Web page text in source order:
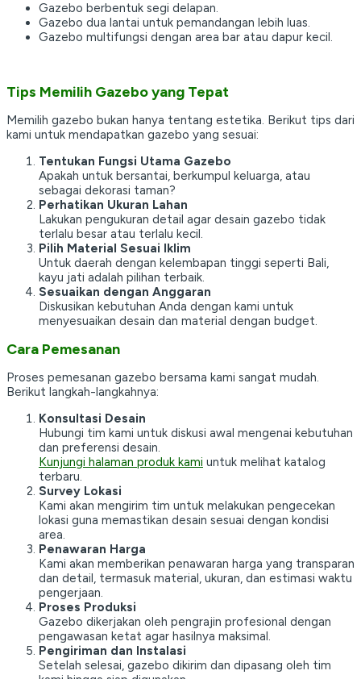
Gazebo berbentuk segi delapan.
Gazebo dua lantai untuk pemandangan lebih luas.
Gazebo multifungsi dengan area bar atau dapur kecil.
Tips Memilih Gazebo yang Tepat
Memilih gazebo bukan hanya tentang estetika. Berikut tips dari
kami untuk mendapatkan gazebo yang sesuai:
Tentukan Fungsi Utama Gazebo
Apakah untuk bersantai, berkumpul keluarga, atau
sebagai dekorasi taman?
Perhatikan Ukuran Lahan
Lakukan pengukuran detail agar desain gazebo tidak
terlalu besar atau terlalu kecil.
Pilih Material Sesuai Iklim
Untuk daerah dengan kelembapan tinggi seperti Bali,
kayu jati adalah pilihan terbaik.
Sesuaikan dengan Anggaran
Diskusikan kebutuhan Anda dengan kami untuk
menyesuaikan desain dan material dengan budget.
Cara Pemesanan
Proses pemesanan gazebo bersama kami sangat mudah.
Berikut langkah-langkahnya:
Konsultasi Desain
Hubungi tim kami untuk diskusi awal mengenai kebutuhan
dan preferensi desain.
Kunjungi halaman produk kami untuk melihat katalog
terbaru.
Survey Lokasi
Kami akan mengirim tim untuk melakukan pengecekan
lokasi guna memastikan desain sesuai dengan kondisi
area.
Penawaran Harga
Kami akan memberikan penawaran harga yang transparan
dan detail, termasuk material, ukuran, dan estimasi waktu
pengerjaan.
Proses Produksi
Gazebo dikerjakan oleh pengrajin profesional dengan
pengawasan ketat agar hasilnya maksimal.
Pengiriman dan Instalasi
Setelah selesai, gazebo dikirim dan dipasang oleh tim